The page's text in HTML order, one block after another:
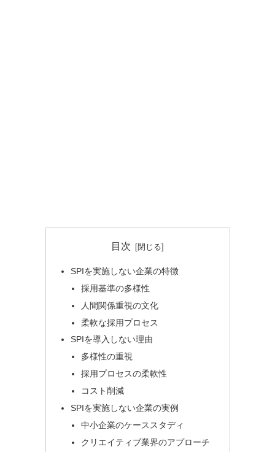
目次
SPIを実施しない企業の特徴
採用基準の多様性
人間関係重視の文化
柔軟な採用プロセス
SPIを導入しない理由
多様性の重視
採用プロセスの柔軟性
コスト削減
SPIを実施しない企業の実例
中小企業のケーススタディ
クリエイティブ業界のアプローチ